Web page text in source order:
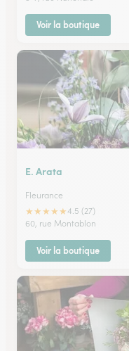
Voir la boutique
E. Arata
Fleurance
★★★★★4.5 (27)
60, rue Montablon
Voir la boutique